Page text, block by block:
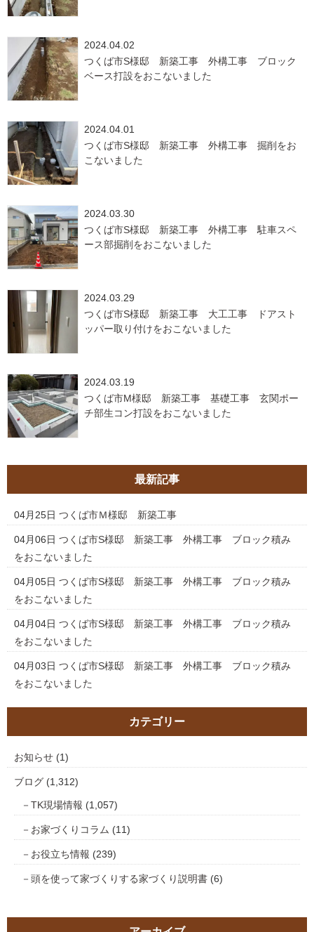
2024.04.02
つくば市S様邸 新築工事 外構工事 ブロック
ベース打設をおこないました
2024.04.01
つくば市S様邸 新築工事 外構工事 掘削をお
こないました
2024.03.30
つくば市S様邸 新築工事 外構工事 駐車スペ
ース部掘削をおこないました
2024.03.29
つくば市S様邸 新築工事 大工工事 ドアスト
ッパー取り付けをおこないました
2024.03.19
つくば市M様邸 新築工事 基礎工事 玄関ポー
チ部生コン打設をおこないました
最新記事
04月25日 つくば市Ｍ様邸 新築工事
04月06日 つくば市S様邸 新築工事 外構工事 ブロック積み
をおこないました
04月05日 つくば市S様邸 新築工事 外構工事 ブロック積み
をおこないました
04月04日 つくば市S様邸 新築工事 外構工事 ブロック積み
をおこないました
04月03日 つくば市S様邸 新築工事 外構工事 ブロック積み
をおこないました
カテゴリー
お知らせ (1)
ブログ (1,312)
TK現場情報 (1,057)
お家づくりコラム (11)
お役立ち情報 (239)
頭を使って家づくりする家づくり説明書 (6)